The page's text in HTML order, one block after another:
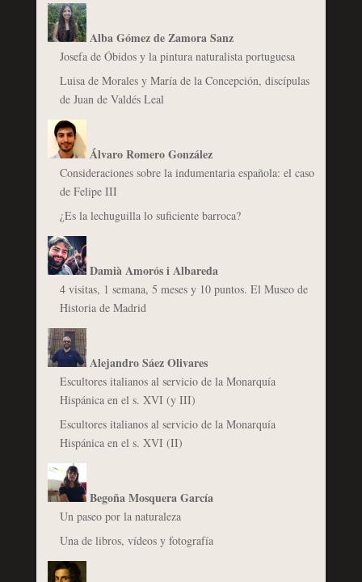
Alba Gómez de Zamora Sanz
Josefa de Óbidos y la pintura naturalista portuguesa
Luisa de Morales y María de la Concepción, discípulas
de Juan de Valdés Leal
Álvaro Romero González
Consideraciones sobre la indumentaria española: el caso
de Felipe III
¿Es la lechuguilla lo suficiente barroca?
Damià Amorós i Albareda
4 visitas, 1 semana, 5 meses y 10 puntos. El Museo de
Historia de Madrid
Alejandro Sáez Olivares
Escultores italianos al servicio de la Monarquía
Hispánica en el s. XVI (y III)
Escultores italianos al servicio de la Monarquía
Hispánica en el s. XVI (II)
Begoña Mosquera García
Un paseo por la naturaleza
Una de libros, vídeos y fotografía